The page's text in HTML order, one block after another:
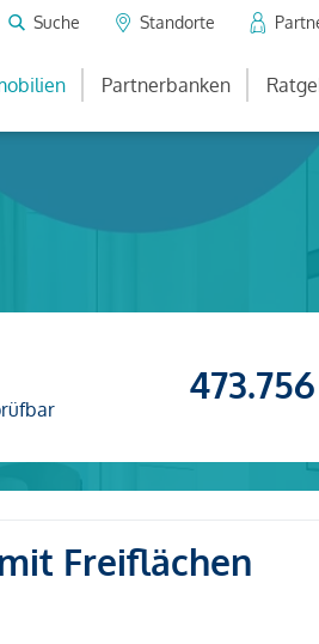
Suche Standorte
Partnerbanken
Freiflächen